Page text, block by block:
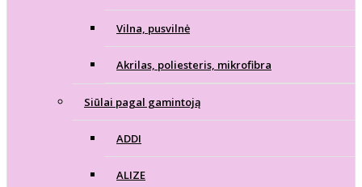
Vilna, pusvilnė
Akrilas, poliesteris, mikrofibra
Siūlai pagal gamintoją
ADDI
ALIZE